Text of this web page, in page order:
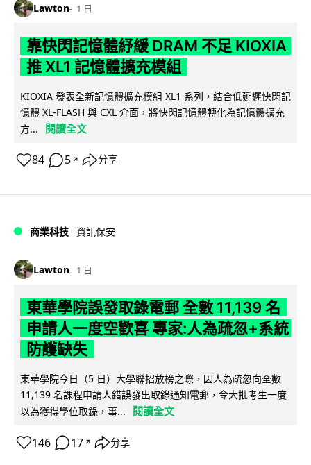
Lawton 1 日
靠快閃記憶體紓緩 DRAM 不足 KIOXIA
推 XL1 記憶體擴充模組
KIOXIA 發表全新記憶體擴充模組 XL1 系列，結合低延遲快閃記
憶體 XL-FLASH 與 CXL 介面，將快閃記憶體轉化為記憶體擴充
方...
閱讀全文
84 5 ↗ 分享
商業科技 資訊保安
Lawton 1 日
東華學院誤發取錄電郵 全數 11,139 名
申請人一度空歡喜 專家:人為疏忽+系統
防護缺失
東華學院今日（5 日）大學聯招放榜之際，因人為疏忽向全數
11,139 名課程申請人錯誤發出取錄通知電郵，令大批考生一度
以為獲得學位取錄，事...
閱讀全文
146 17 ↗ 分享